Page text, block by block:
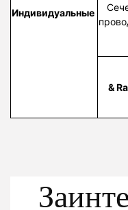
Индивидуальные
&